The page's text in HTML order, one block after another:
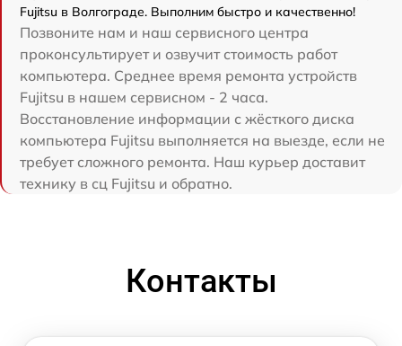
Fujitsu в Волгограде. Выполним быстро и качественно!
Позвоните нам и наш сервисного центра
проконсультирует и озвучит стоимость работ
компьютера. Среднее время ремонта устройств
Fujitsu в нашем сервисном - 2 часа.
Восстановление информации с жёсткого диска
компьютера Fujitsu выполняется на выезде, если не
требует сложного ремонта. Наш курьер доставит
технику в сц Fujitsu и обратно.
Контакты